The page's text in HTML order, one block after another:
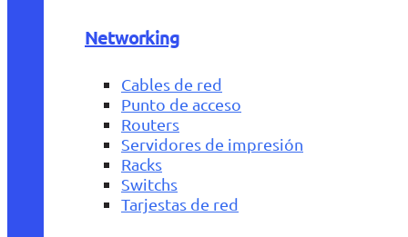
Networking
Cables de red
Punto de acceso
Routers
Servidores de impresión
Racks
Switchs
Tarjestas de red